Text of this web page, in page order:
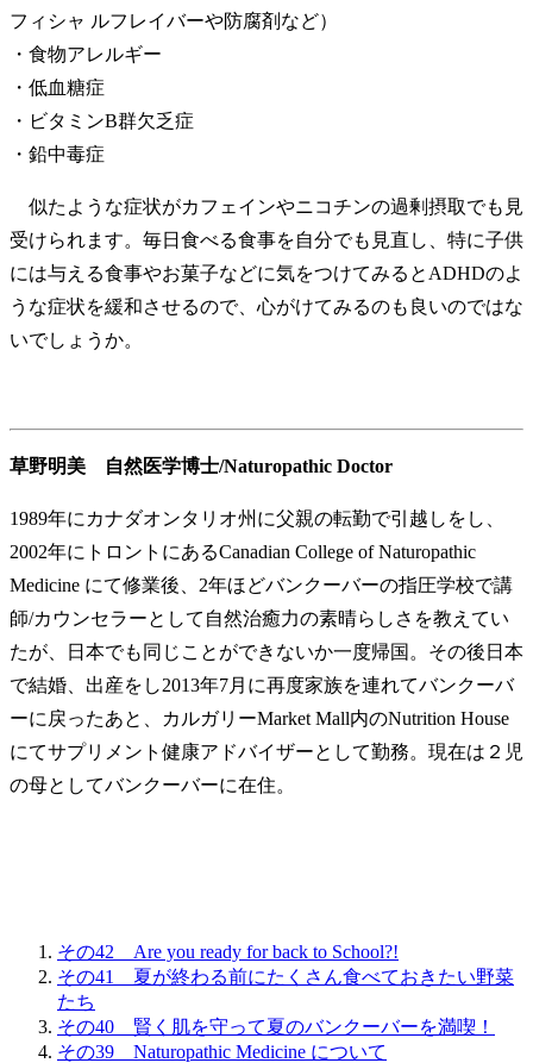
フィシャ ルフレイバーや防腐剤など）
・食物アレルギー
・低血糖症
・ビタミンB群欠乏症
・鉛中毒症
似たような症状がカフェインやニコチンの過剰摂取でも見
受けられます。毎日食べる食事を自分でも見直し、特に子供
には与える食事やお菓子などに気をつけてみるとADHDのよ
うな症状を緩和させるので、心がけてみるのも良いのではな
いでしょうか。
草野明美 自然医学博士/Naturopathic Doctor
1989年にカナダオンタリオ州に父親の転勤で引越しをし、
2002年にトロントにあるCanadian College of Naturopathic
Medicine にて修業後、2年ほどバンクーバーの指圧学校で講
師/カウンセラーとして自然治癒力の素晴らしさを教えてい
たが、日本でも同じことができないか一度帰国。その後日本
で結婚、出産をし2013年7月に再度家族を連れてバンクーバ
ーに戻ったあと、カルガリーMarket Mall内のNutrition House
にてサプリメント健康アドバイザーとして勤務。現在は２児
の母としてバンクーバーに在住。
その42 Are you ready for back to School?!
その41 夏が終わる前にたくさん食べておきたい野菜
たち
その40 賢く肌を守って夏のバンクーバーを満喫！
その39 Naturopathic Medicine について